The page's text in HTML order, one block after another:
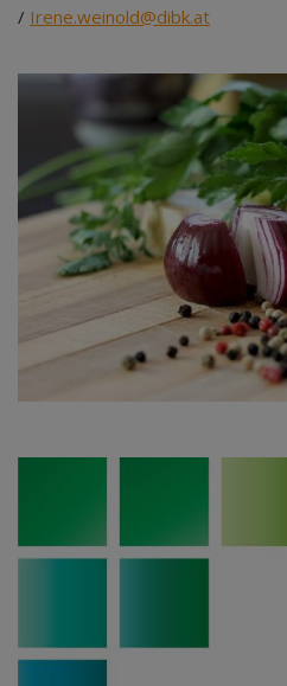
/ Irene.weinold@dibk.at